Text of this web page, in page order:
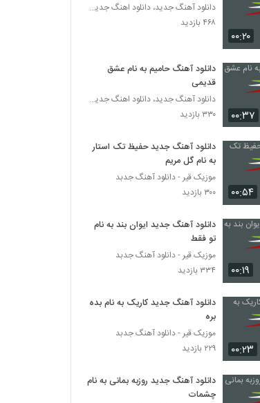
دانلود آهنگ امیر آریا در حصر
۲۰۰ بازدید
Majid Soltani In Del
۲۱۷ بازدید
۲۸۰ بازدید
اشکان کریم خانی آهنگ فاز غریب
۱۹۹ بازدید
دانلود آهنگ دیجی سایرون از دیجی سایرون
۲۵۶ بازدید
دانلود آهنگ جدید و زیبای مجتبی آدیان با نام
من برات هلاکم
۲۴۷ بازدید
Moeini Hamsafar)
۲۱۱ بازدید
۰۰:۲۰
دانلود آهنگ جدید، دانلود اهنگ جدید ایرانی
۴۶۸ بازدید
۰۰:۳۷
دانلود آهنگ حامیم به نام عشق
قدیمی
دانلود آهنگ جدید، دانلود اهنگ جدید ایرانی
۳۳۰ بازدید
۰۰:۵۴
دانلود آهنگ جدید حفیظ تک استار
به نام گل مریم
موزیک قیر - دانلود آهنگ جدبد
۳۰۰ بازدید
۰۰:۱۹
دانلود آهنگ جدید ایوان بند به نام
تو فقط
موزیک قیر - دانلود آهنگ جدبد
۳۳۴ بازدید
۰۰:۲۳
دانلود آهنگ جدید کاریک به نام بده
بره
موزیک قیر - دانلود آهنگ جدبد
۲۲۹ بازدید
دانلود آهنگ جدید روزبه بمانی به نام
چشمات